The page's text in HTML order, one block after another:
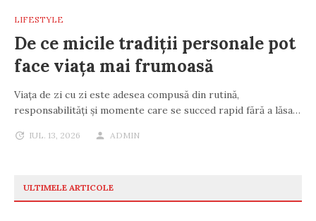
LIFESTYLE
De ce micile tradiții personale pot
face viața mai frumoasă
Viața de zi cu zi este adesea compusă din rutină,
responsabilități și momente care se succed rapid fără a lăsa…
IUL. 13, 2026 ADMIN
ULTIMELE ARTICOLE